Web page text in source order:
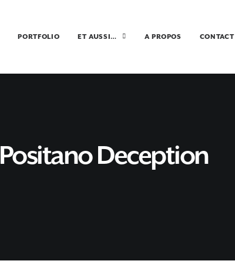
PORTFOLIO ET AUSSI… A PROPOS CONTACT
Positano Deception